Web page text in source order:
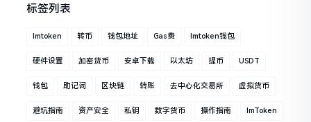
标签列表
Imtoken 转币 钱包地址 Gas费 Imtoken钱包
硬件设置 加密货币 安卓下载 以太坊 提币 USDT
钱包 助记词 区块链 转账 去中心化交易所 虚拟货币
避坑指南 资产安全 私钥 数字货币 操作指南 ImToken